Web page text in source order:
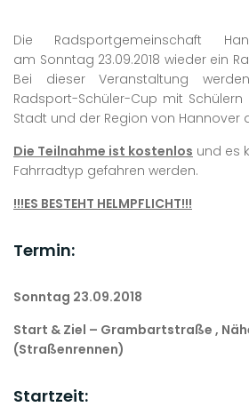
Die Radsportgemeinschaft
am Sonntag 23.09.2018 wieder ein
Bei dieser Veranstaltung
Radsport-Schüler-Cup mit
Stadt und der Region von Hannover
Die Teilnahme ist kostenlos und es
Fahrradtyp gefahren werden.
!!!ES BESTEHT HELMPFLICHT!!!
Termin:
Sonntag 23.09.2018
Start & Ziel – Grambartstraße ,
(Straßenrennen)
Startzeit: